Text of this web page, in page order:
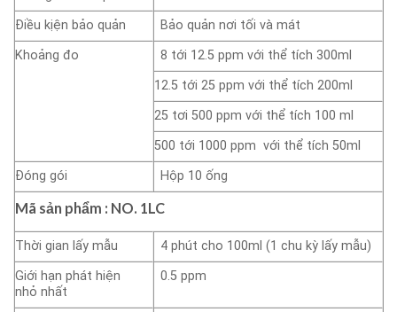
Điều kịện bảo quản
Bảo quản nơi tối và mát
Khoảng đo
8 tới 12.5 ppm với thể tích 300ml
12.5 tới 25 ppm với thể tích 200ml
25 tơi 500 ppm với thể tích 100 ml
500 tới 1000 ppm với thể tích 50ml
Đóng gói
Hộp 10 ống
Mã sản phẩm : NO. 1LC
Thời gian lấy mẫu
4 phút cho 100ml (1 chu kỳ lấy mẫu)
Giới hạn phát hiện
nhỏ nhất
0.5 ppm